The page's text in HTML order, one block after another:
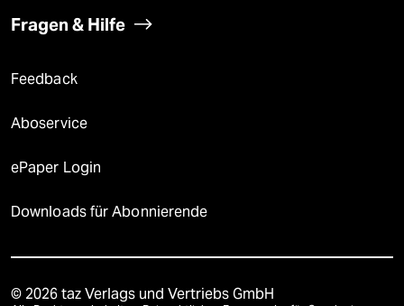
Fragen & Hilfe
Feedback
Aboservice
ePaper Login
Downloads für Abonnierende
© 2026 taz Verlags und Vertriebs GmbH